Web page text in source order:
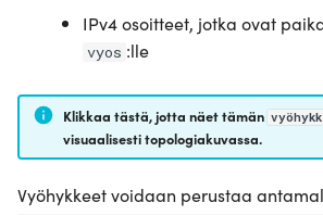
IPv4 osoitteet, jotka ovat
vyos :lle
Klikkaa tästä, jotta näet tämän
visuaalisestitopologiakuvassa.
Vyöhykkeet voidaan perustaa